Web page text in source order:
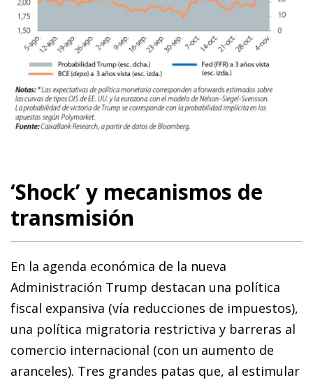
‘Shock’ y mecanismos de
transmisión
En la agenda económica de la nueva
Administración Trump destacan una política
fiscal expansiva (vía reducciones de impuestos),
una política migratoria restrictiva y barreras al
comercio internacional (con un aumento de
aranceles). Tres grandes patas que, al estimular